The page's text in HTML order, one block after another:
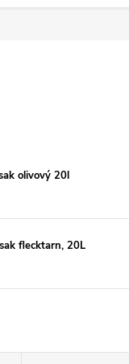
olivový 20l
flecktarn, 20L